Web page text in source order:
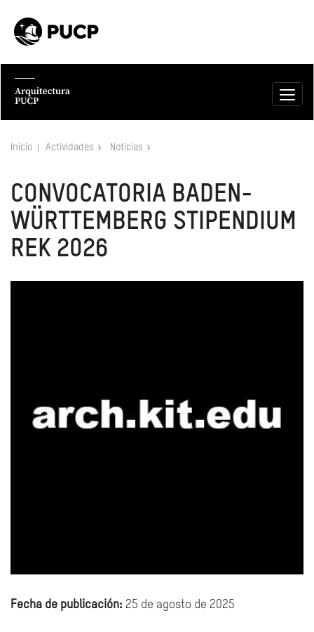
Inicio Actividades Noticias
CONVOCATORIA BADEN-
WÜRTTEMBERG STIPENDIUM
REK 2026
Fecha de publicación: 25 de agosto de 2025